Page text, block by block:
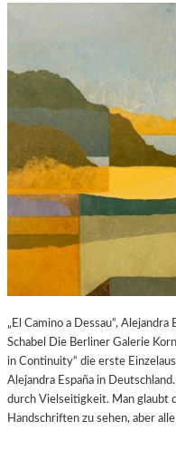
„El Camino a Dessau“,
Schabel Die Berliner Galerie
in Continuity“ die erste
Alejandra España in
durch Vielseitigkeit. Man glaubt
Handschriften zu sehen, aber